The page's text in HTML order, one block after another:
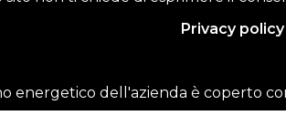
Privacy policy
energetico dell'azienda è coperto